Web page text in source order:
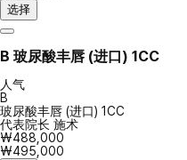
选择
B 玻尿酸丰唇 (进口) 1CC
人气
B
玻尿酸丰唇 (进口) 1CC
代表院长 施术
₩488,000
₩495,000